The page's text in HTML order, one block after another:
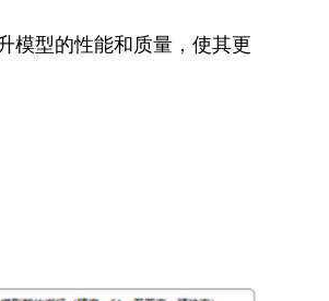
模型的性能和质量，使其更